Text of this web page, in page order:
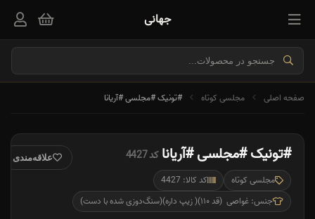
جهانی
صفحه اصلی مجلسی کوتاه #تونیک #مجلسی #آریانا
#تونیک #مجلسی #آریاناکد 4427
مجلسی کوتاه
کد کالا: 4427
جنس: غواصی (قد ۱۱۰)( زیپ داره)(سنگ‌دوزی شده با دست)
علاقه‌مندی